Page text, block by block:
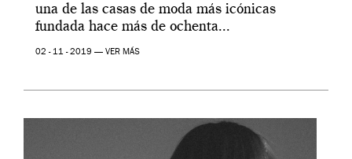
una de las casas de moda más icónicas
fundada hace más de ochenta...
02 - 11 - 2019 — VER MÁS